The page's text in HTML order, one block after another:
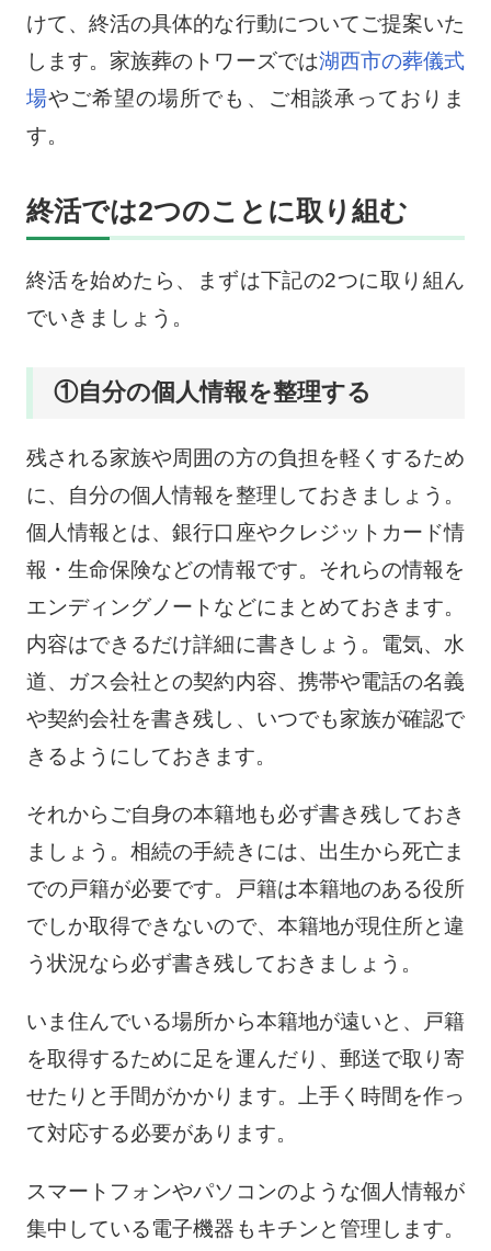
けて、終活の具体的な行動についてご提案いた
します。家族葬のトワーズでは湖西市の葬儀式
場やご希望の場所でも、ご相談承っておりま
す。
終活では2つのことに取り組む
終活を始めたら、まずは下記の2つに取り組ん
でいきましょう。
①自分の個人情報を整理する
残される家族や周囲の方の負担を軽くするため
に、自分の個人情報を整理しておきましょう。
個人情報とは、銀行口座やクレジットカード情
報・生命保険などの情報です。それらの情報を
エンディングノートなどにまとめておきます。
内容はできるだけ詳細に書きしょう。電気、水
道、ガス会社との契約内容、携帯や電話の名義
や契約会社を書き残し、いつでも家族が確認で
きるようにしておきます。
それからご自身の本籍地も必ず書き残しておき
ましょう。相続の手続きには、出生から死亡ま
での戸籍が必要です。戸籍は本籍地のある役所
でしか取得できないので、本籍地が現住所と違
う状況なら必ず書き残しておきましょう。
いま住んでいる場所から本籍地が遠いと、戸籍
を取得するために足を運んだり、郵送で取り寄
せたりと手間がかかります。上手く時間を作っ
て対応する必要があります。
スマートフォンやパソコンのような個人情報が
集中している電子機器もキチンと管理します。